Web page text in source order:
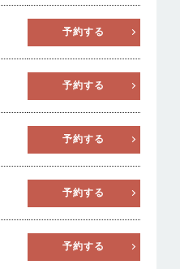
予約する
予約する
予約する
予約する
予約する